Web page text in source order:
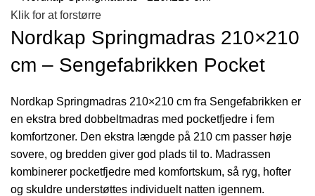
Klik for at forstørre
Nordkap Springmadras 210×210
cm – Sengefabrikken Pocket
Nordkap Springmadras 210×210 cm fra Sengefabrikken er
en ekstra bred dobbeltmadras med pocketfjedre i fem
komfortzoner. Den ekstra længde på 210 cm passer høje
sovere, og bredden giver god plads til to. Madrassen
kombinerer pocketfjedre med komfortskum, så ryg, hofter
og skuldre understøttes individuelt natten igennem.